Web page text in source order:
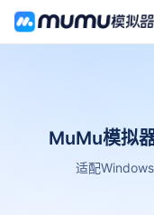
MuMu模拟
适配